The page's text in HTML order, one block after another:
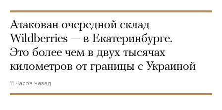
Атакован очередной склад
Wildberries — в Екатеринбурге.
Это более чем в двух тысячах
километров от границы с Украиной
11 часов назад